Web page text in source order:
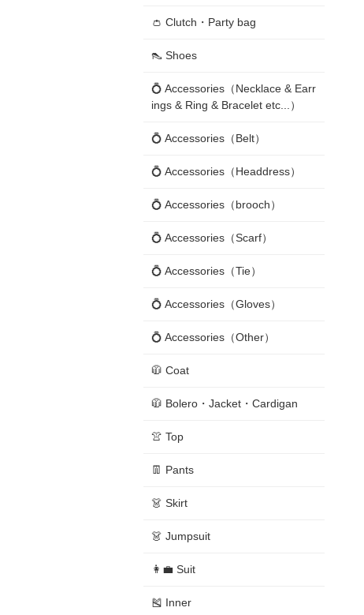
👛 Clutch・Party bag
👠 Shoes
💍 Accessories（Necklace & Earr
ings & Ring & Bracelet etc...）
💍 Accessories（Belt）
💍 Accessories（Headdress）
💍 Accessories（brooch）
💍 Accessories（Scarf）
💍 Accessories（Tie）
💍 Accessories（Gloves）
💍 Accessories（Other）
🧥 Coat
🧥 Bolero・Jacket・Cardigan
👚 Top
👖 Pants
👗 Skirt
👗 Jumpsuit
👩‍💼 Suit
🎽 Inner